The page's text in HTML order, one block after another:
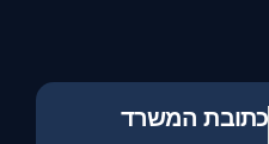
כתובת המשרד